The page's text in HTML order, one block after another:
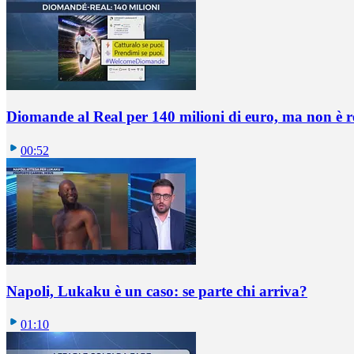
Diomande al Real per 140 milioni di euro, ma non è
00:52
Napoli, Lukaku è un caso: se parte chi arriva?
01:10